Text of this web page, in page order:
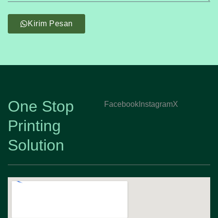
Kirim Pesan
One Stop
Printing
Solution
Facebook InstagramX